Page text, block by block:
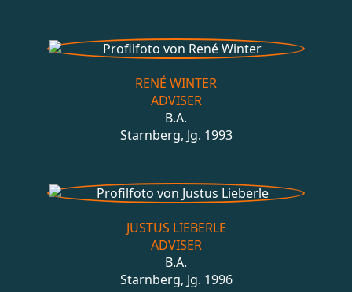
RENÉ WINTER
ADVISER
B.A.
Starnberg, Jg. 1993
JUSTUS LIEBERLE
ADVISER
B.A.
Starnberg, Jg. 1996